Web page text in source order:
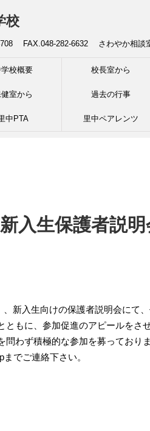
校
FAX.048-282-6632 さわやか相談
校概要 校長室から
室から 過去の行事
中PTA 里中ペアレンツ
新入生保護者説
、新入生向けの保護者説明会にて
ともに、参加促進のアピールをさ
問わず積極的な参加を募っており
でご連絡下さい。